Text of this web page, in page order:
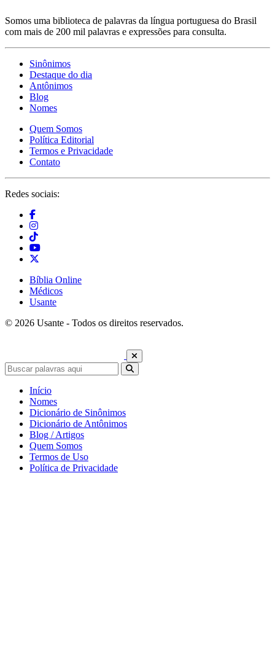
Somos uma biblioteca de palavras da língua portuguesa do Brasil
com mais de 200 mil palavras e expressões para consulta.
Sinônimos
Destaque do dia
Antônimos
Blog
Nomes
Quem Somos
Política Editorial
Termos e Privacidade
Contato
Redes sociais:
Bíblia Online
Médicos
Usante
© 2026 Usante - Todos os direitos reservados.
Início
Nomes
Dicionário de Sinônimos
Dicionário de Antônimos
Blog / Artigos
Quem Somos
Termos de Uso
Política de Privacidade